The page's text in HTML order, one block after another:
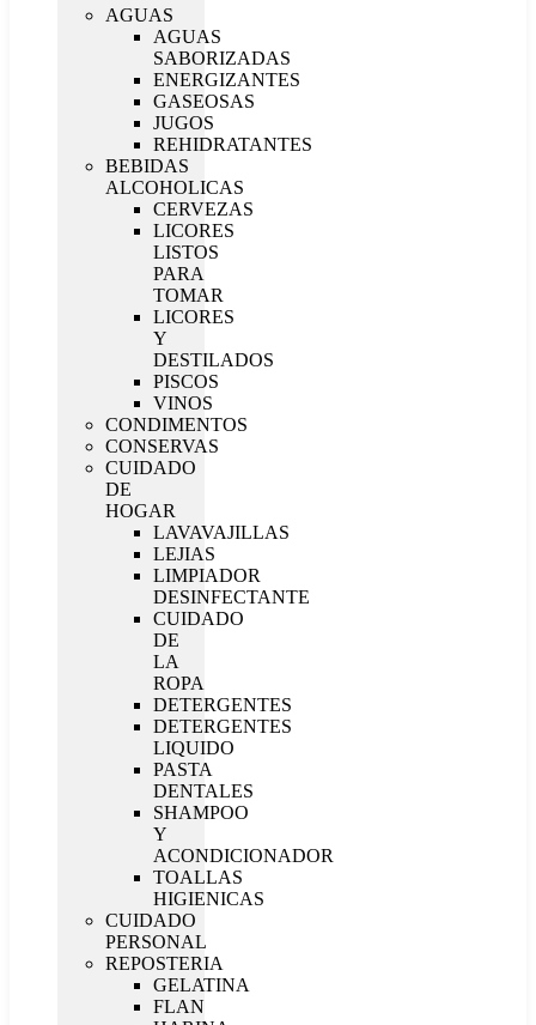
AGUAS
AGUAS
SABORIZADAS
ENERGIZANTES
GASEOSAS
JUGOS
REHIDRATANTES
BEBIDAS
ALCOHOLICAS
CERVEZAS
LICORES
LISTOS
PARA
TOMAR
LICORES
Y
DESTILADOS
PISCOS
VINOS
CONDIMENTOS
CONSERVAS
CUIDADO
DE
HOGAR
LAVAVAJILLAS
LEJIAS
LIMPIADOR
DESINFECTANTE
CUIDADO
DE
LA
ROPA
DETERGENTES
DETERGENTES
LIQUIDO
PASTA
DENTALES
SHAMPOO
Y
ACONDICIONADOR
TOALLAS
HIGIENICAS
CUIDADO
PERSONAL
REPOSTERIA
GELATINA
FLAN